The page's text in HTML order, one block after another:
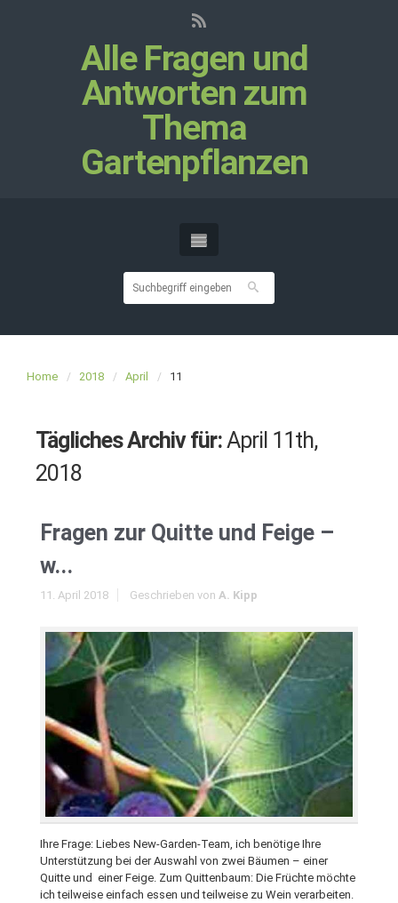
Alle Fragen und
Antworten zum
Thema
Gartenpflanzen
Home 2018 April 11
Tägliches Archiv für:April 11th,
2018
Fragen zur Quitte und Feige –
w...
11. April 2018 Geschrieben von A. Kipp
Ihre Frage: Liebes New-Garden-Team, ich benötige Ihre
Unterstützung bei der Auswahl von zwei Bäumen – einer
Quitte und einer Feige. Zum Quittenbaum: Die Früchte möchte
ich teilweise einfach essen und teilweise zu Wein verarbeiten.